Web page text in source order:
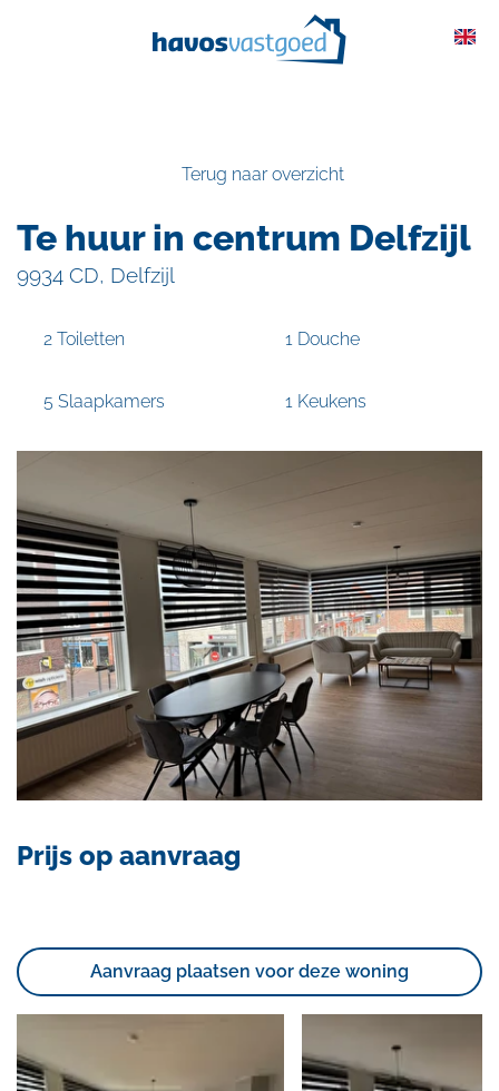
Terug naar overzicht
Te huur in centrum Delfzijl
9934 CD, Delfzijl
2 Toiletten
5 Slaapkamers
1 Douche
1 Keukens
Aanvraag plaatsen voor deze woning
Prijs op aanvraag
album
overslaan